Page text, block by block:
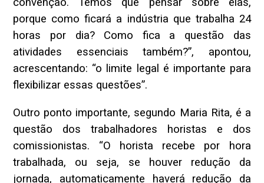
porque como ficará a indústria que trabalha 24
horas por dia? Como fica a questão das
atividades essenciais também?”, apontou,
acrescentando: “o limite legal é importante para
flexibilizar essas questões”.
Outro ponto importante, segundo Maria Rita, é a
questão dos trabalhadores horistas e dos
comissionistas. “O horista recebe por hora
trabalhada, ou seja, se houver redução da
jornada, automaticamente haverá redução da